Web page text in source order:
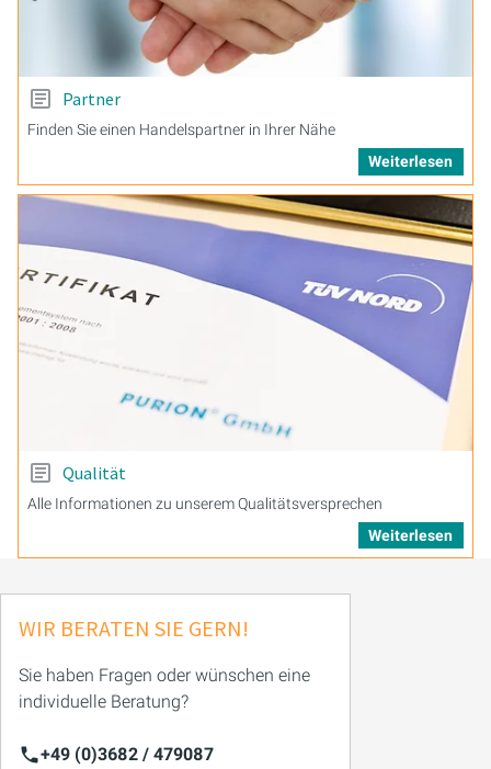
Partner
Finden Sie einen Handelspartner in Ihrer Nähe
Weiterlesen
Qualität
Alle Informationen zu unserem Qualitätsversprechen
Weiterlesen
WIR BERATEN SIE GERN!
Sie haben Fragen oder wünschen eine
individuelle Beratung?
+49 (0)3682 / 479087